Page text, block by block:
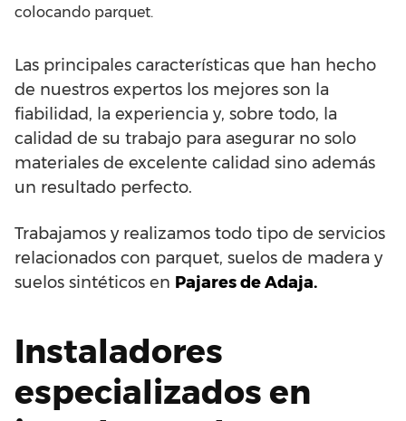
colocando parquet.
Las principales características que han hecho
de nuestros expertos los mejores son la
fiabilidad, la experiencia y, sobre todo, la
calidad de su trabajo para asegurar no solo
materiales de excelente calidad sino además
un resultado perfecto.
Trabajamos y realizamos todo tipo de servicios
relacionados con parquet, suelos de madera y
suelos sintéticos en Pajares de Adaja.
Instaladores
especializados en